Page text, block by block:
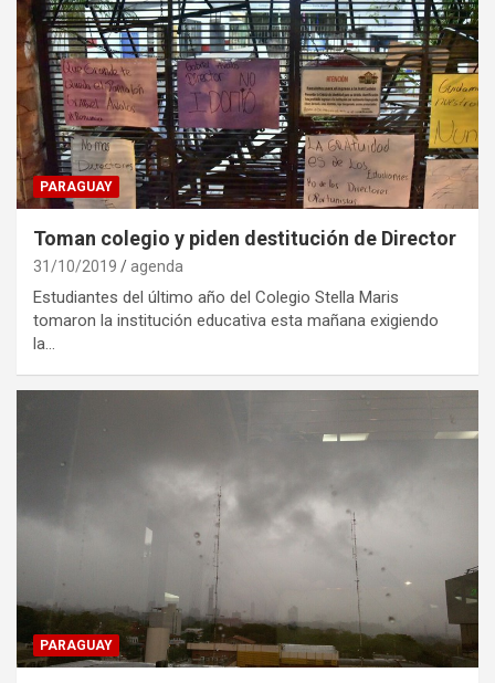
PARAGUAY
Toman colegio y piden destitución de Director
31/10/2019 agenda
Estudiantes del último año del Colegio Stella Maris
tomaron la institución educativa esta mañana exigiendo
la…
PARAGUAY